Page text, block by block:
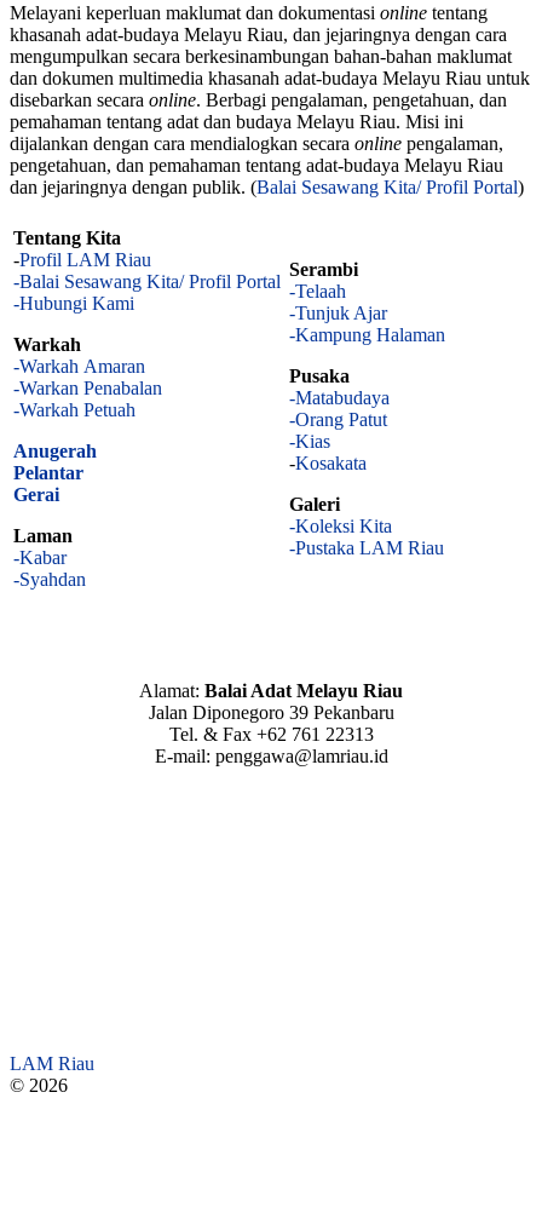
Melayani keperluan maklumat dan dokumentasi online tentang
khasanah adat-budaya Melayu Riau, dan jejaringnya dengan cara
mengumpulkan secara berkesinambungan bahan-bahan maklumat
dan dokumen multimedia khasanah adat-budaya Melayu Riau untuk
disebarkan secara online. Berbagi pengalaman, pengetahuan, dan
pemahaman tentang adat dan budaya Melayu Riau. Misi ini
dijalankan dengan cara mendialogkan secara online pengalaman,
pengetahuan, dan pemahaman tentang adat-budaya Melayu Riau
dan jejaringnya dengan publik. (Balai Sesawang Kita/ Profil Portal)
Tentang Kita
-Profil LAM Riau
-Balai Sesawang Kita/ Profil Portal
-Hubungi Kami
Warkah
-Warkah Amaran
-Warkan Penabalan
-Warkah Petuah
Anugerah
Pelantar
Gerai
Laman
-Kabar
-Syahdan
Serambi
-Telaah
-Tunjuk Ajar
-Kampung Halaman
Pusaka
-Matabudaya
-Orang Patut
-Kias
-Kosakata
Galeri
-Koleksi Kita
-Pustaka LAM Riau
Alamat: Balai Adat Melayu Riau
Jalan Diponegoro 39 Pekanbaru
Tel. & Fax +62 761 22313
E-mail: penggawa@lamriau.id
LAM Riau
© 2026